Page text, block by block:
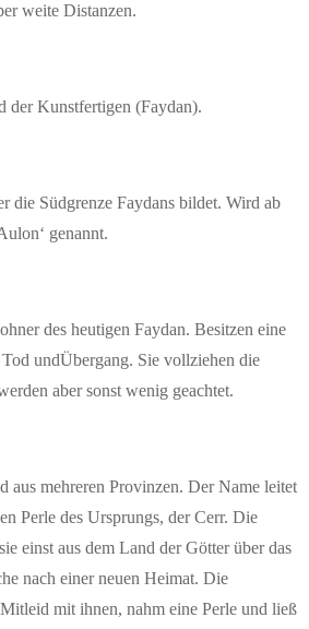
weite Distanzen.
der Kunstfertigen (Faydan).
die Südgrenze Faydans bildet. Wird ab
genannt.
des heutigen Faydan. Besitzen eine
undÜbergang. Sie vollziehen die
aber sonst wenig geachtet.
aus mehreren Provinzen. Der Name leitet
Perle des Ursprungs, der Cerr. Die
einst aus dem Land der Götter über das
nach einer neuen Heimat. Die
mit ihnen, nahm eine Perle und ließ